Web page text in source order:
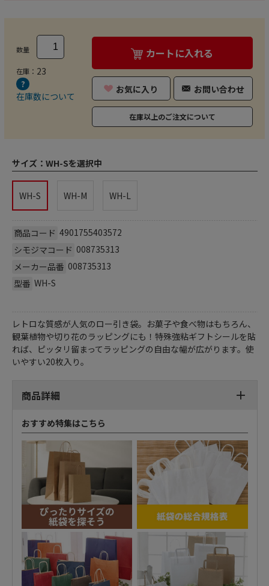
数量
在庫： 23
在庫数について
カートに入れる
お気に入り お問い合わせ
在庫以上のご注文について
サイズ： WH-Sを選択中
WH-S WH-M WH-L
商品コード 4901755403572
シモジマコード 008735313
メーカー品番 008735313
型番 WH-S
レトロな質感が人気のロー引き袋。お菓子や食べ物はもちろん、
観葉植物や切り花のラッピングにも！特殊強粘ギフトシールを貼
れば、ピッタリ留まってラッピングの自由な幅が広がります。使
いやすい20枚入り。
商品詳細
おすすめ特集はこちら